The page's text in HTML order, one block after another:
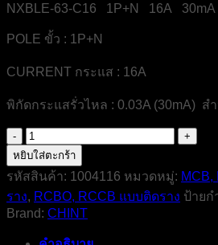
NXBLE-63-C16 1P+N 16A
POLE ขั้ว : 1P+N
CURRENT กระแส : 16A
พิกัดกระแสรั่วไหล : 0.03A (30mA) ส
จำนวน
NXBLE-
63-
C16-
1P+N-
16A-
6kA-
หยิบใส่ตะกร้า
รหัสสินค้า: 1004116 หมวดหมู่:
ราง, RCBO, RCCB แบบติดราง ป้ายก
Brand: CHINT